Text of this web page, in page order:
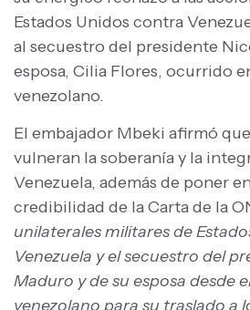
Estados Unidos contra
al secuestro del presidente
esposa, Cilia Flores, ocurrido
venezolano.
El embajador Mbeki afirmó
vulneran la soberanía y la
Venezuela, además de poner
credibilidad de la Carta de la
unilaterales militares de
Venezuela y el secuestro del
Maduro y de su esposa desde
venezolano para su traslado a